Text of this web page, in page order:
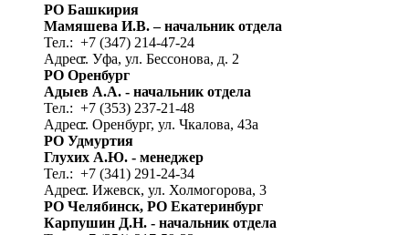
РО Башкирия
Мамяшева И.В. – начальник отдела
Тел.: +7 (347) 214-47-24
Адрес:г. Уфа, ул. Бессонова, д. 2
РО Оренбург
Адыев А.А. - начальник отдела
Тел.: +7 (353) 237-21-48
Адрес:г. Оренбург, ул. Чкалова, 43а
РО Удмуртия
Глухих А.Ю. - менеджер
Тел.: +7 (341) 291-24-34
Адрес:г. Ижевск, ул. Холмогорова, 3
РО Челябинск, РО Екатеринбург
Карпушин Д.Н. - начальник отдела